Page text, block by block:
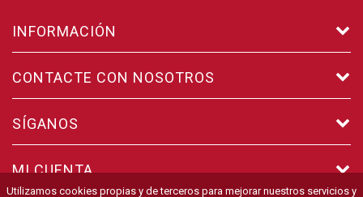
Utilizamos cookies propias y de terceros para mejorar nuestros servicios y
INFORMACIÓN
CONTACTE CON NOSOTROS
SÍGANOS
MI CUENTA